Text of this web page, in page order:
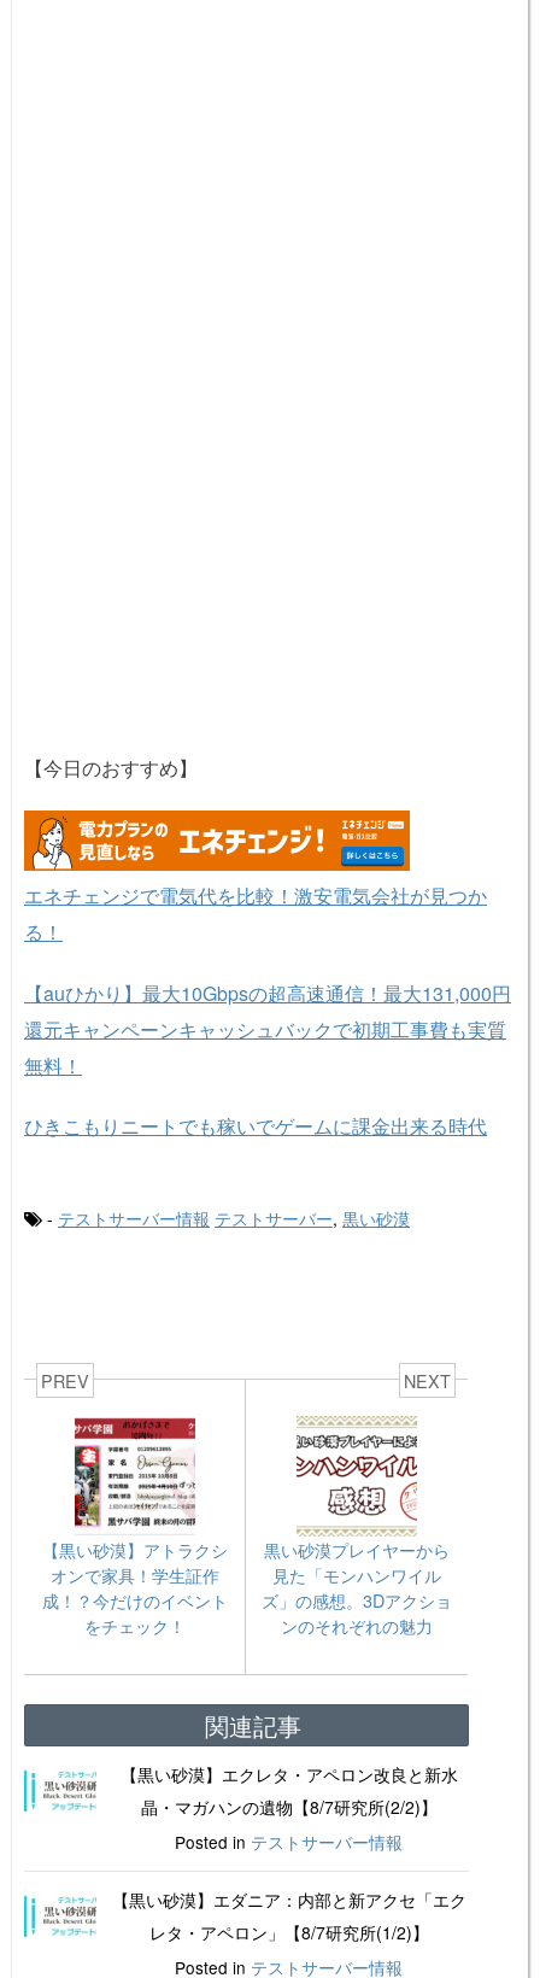
【今日のおすすめ】
エネチェンジで電気代を比較！激安電気会社が見つか
る！
【auひかり】最大10Gbpsの超高速通信！最大131,000円
還元キャンペーンキャッシュバックで初期工事費も実質
無料！
ひきこもりニートでも稼いでゲームに課金出来る時代
- テストサーバー情報 テストサーバー, 黒い砂漠
PREV
【黒い砂漠】アトラクシ
オンで家具！学生証作
成！？今だけのイベント
をチェック！
NEXT
黒い砂漠プレイヤーから
見た「モンハンワイル
ズ」の感想。3Dアクショ
ンのそれぞれの魅力
関連記事
【黒い砂漠】エクレタ・アペロン改良と新水
晶・マガハンの遺物【8/7研究所(2/2)】
Posted in テストサーバー情報
【黒い砂漠】エダニア：内部と新アクセ「エク
レタ・アペロン」【8/7研究所(1/2)】
Posted in テストサーバー情報